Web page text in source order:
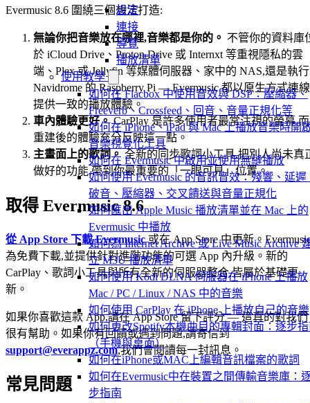
設定
連接
導覽
播放清單
使用教學
如何在 Flacbox 中使用音效與 DSP：壓縮器、
Freeverb、Crossfeed、回音、音量正規化等
如何在 iPhone、iPad 與 Mac 上播放音樂時開
音樂視覺化工具
如何在 Evermusic 中啟用並使用無縫播放
如何使用 Evermusic 的音訊音效：殘響、延遲
破音、壓縮器、交叉饋送與音量正規化
如何匯出 Apple Music 播放清單並在 Mac 上的
Evermusic 中播放
如何為 Internet Archive 或 Live Music Archive
立 M3U 播放清單
如何使用 Kodi DLNA 伺服器在 iPhone 上播放
Mac / PC / Linux / NAS 中的音樂
如何使用 CarPlay 在 iPhone 上播放自己的音樂
如何更改Spotify本機曲目的專輯封面：逐步
（手機與桌面）
如何在iPhone或MAC上編輯音訊檔案的歌詞
如何在Evermusic中在裝置之間傳輸音樂庫：
步指南
Evermusic 8.6 圍繞三個想法打造:
無論你把音樂放在哪裡,音樂都是你的。 不管你的資料庫
於 iCloud Drive、Proton Drive 或 Internxt 等重視隱私的雲
端、Plex 或 Jellyfin 等媒體伺服器、家中的 NAS,還是執行
Navidrome 的 Raspberry Pi — Evermusic 都以原生方式連
提供一致的播放體驗。
車內體驗更好。CarPlay 是許多使用者最常注視的螢幕,而
重建後的體驗充分反映這一點。
主畫面上的歌詞。 全新的同步歌詞小工具,把別人尚未真
做好的功能,帶到你最重要的「一眼可見」位置。
取得 Evermusic 8.6
從 App Store 下載 Evermusic或在 App Store 中更新。
為免費下載,並提供針對進階功能的可選 App 內升級。新的
CarPlay、歌詞小工具與所有全新的伺服器整合,皆屬於基礎更
新。
如果你喜歡這款 App,請在 App Store 留下評分 — 這真的對我們
很有幫助。如果你有回饋或遇到問題,請寄信到
support@everappz.com,我們會閱讀每一封訊息。
常見問題